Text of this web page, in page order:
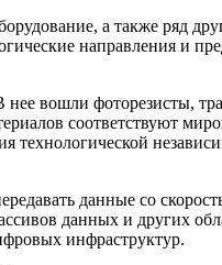
а также ряд
направления и
вошли фоторезисты,
соответствуют
технологической
данные со
данных и других
инфраструктур.